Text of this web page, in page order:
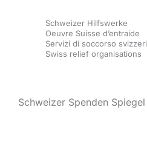
Schweizer Hilfswerke
Oeuvre Suisse d’entraide
Servizi di soccorso svizzeri
Swiss relief organisations
Schweizer Spenden Spiegel